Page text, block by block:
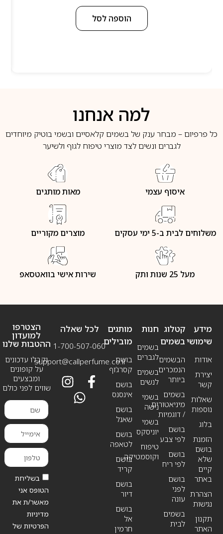
הוספה לסל
למה אנחנו
כל פרפיום – מבחר ענק של בשמים קלאסיים ובשמי בוטיק מיוחדים
לגברים ונשים לצד מוצרי טיפוח לגוף ולשיער
איסוף עצמי מאות מותגים
משלוחים לבית ב-5 ימי עסקים מוצרים מקוריים
מעל 25 שנות ותק שירות אישי בוואטסאפ
מידע
שימושי
אודות
יצירת
קשר
שאלות
נוספות
בלוג
הזמנת
בושם
שלא
קיים
באתר
הצהרת
נגישות
תקנון
האתר
חנות
בשמים
לגברים
בשמים
לנשים
בשמי
נישה
בשמי
יוניסקס
טיפוח
וקוסמטיקה
קטלוג
בשמים
הבשמים
הנמכרים
ביותר
בשמים
מיניאטורים
/ דוגמיות
בושם
לפי צבע
בושם
לפי ריח
בושם
לפני
עונה
בשמים
לבית
מותגים
מובילים
בושם
קסרג’וף
בושם
אינסנס
בושם
שאנל
בושם
לטאפה
בושם
קריד
בושם
דיור
בושם
אל
חרמין
לכל שאלה
1-700-507-060
support@callperfume.co.il
הצטרפו
למועדון
ההטבות שלנו
וקבלו עדכונים
על קופונים
ומבצעים
שווים לפני כולם
בשליחת
הטופס אני
מאשר/ת את
מדיניות
הפרטיות של